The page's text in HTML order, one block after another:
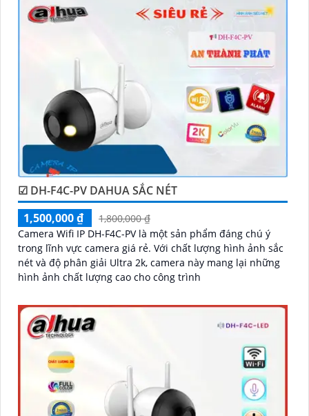
hàng điện tử.
Hy vọng rằng những thông tin trên sẽ giúp bạn chọn
lựa được Camera Dahua chính hãng, giá rẻ và chất
lượng. Nếu bạn có thêm câu hỏi hoặc cần tư vấn
thêm, đừng ngần ngại để lại Cung cấp cho công trình
☑ DH-F4C-PV DAHUA SẮC NÉT
1,500,000 ₫
1,800,000 ₫
Camera Wifi IP DH-F4C-PV là một sản phẩm đáng chú ý
trong lĩnh vực camera giá rẻ. Với chất lượng hình ảnh sắc
nét và độ phân giải Ultra 2k, camera này mang lại những
hình ảnh chất lượng cao cho công trình